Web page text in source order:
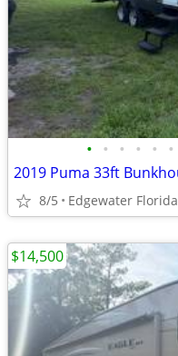
• • • • • •
8/5 Edgewater Florida
$14,500